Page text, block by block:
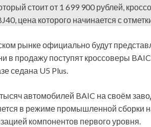
стоит от 1 699 900 рублей,
цена которого начинается с
рынке официально будут
в продажу поступят кроссоверы
седана U5 Plus.
автомобилей BAIC на своём
в режиме промышленной сборки
компонентов первого уровня.